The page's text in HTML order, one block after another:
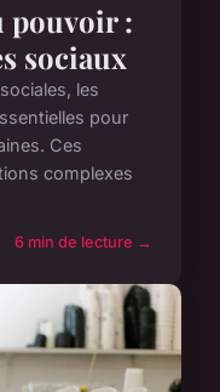
pouvoir :
sociaux
les
pour
Ces
complexes
6 min de lecture →